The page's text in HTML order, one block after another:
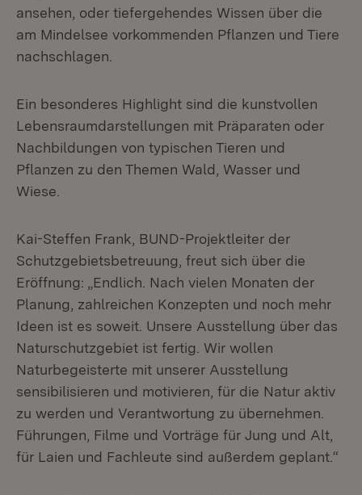
ansehen, oder tiefergehendes Wissen über die
am Mindelsee vorkommenden Pflanzen und Tiere
nachschlagen.
Ein besonderes Highlight sind die kunstvollen
Lebensraumdarstellungen mit Präparaten oder
Nachbildungen von typischen Tieren und
Pflanzen zu den Themen Wald, Wasser und
Wiese.
Kai-Steffen Frank, BUND-Projektleiter der
Schutzgebietsbetreuung, freut sich über die
Eröffnung: „Endlich. Nach vielen Monaten der
Planung, zahlreichen Konzepten und noch mehr
Ideen ist es soweit. Unsere Ausstellung über das
Naturschutzgebiet ist fertig. Wir wollen
Naturbegeisterte mit unserer Ausstellung
sensibilisieren und motivieren, für die Natur aktiv
zu werden und Verantwortung zu übernehmen.
Führungen, Filme und Vorträge für Jung und Alt,
für Laien und Fachleute sind außerdem geplant.“